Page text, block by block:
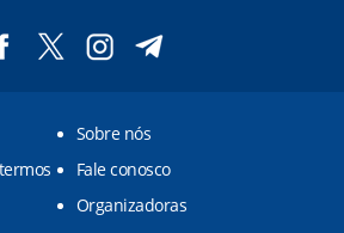
Sobre nós
Fale conosco
Organizadoras